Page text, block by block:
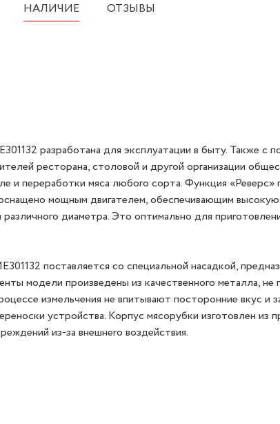
НАЛИЧИЕ ОТЗЫВЫ
разработана для эксплуатации в быту. Также с
ресторана, столовой и другой организации
и переработки мяса любого сорта. Функция «Реверс»
мощным двигателем, обеспечивающим
диаметра. Это оптимально для
поставляется со специальной насадкой,
модели произведены из качественного металла,
измельчения не впитывают посторонние вкус и
устройства. Корпус мясорубки изготовлен из
из-за внешнего воздействия.